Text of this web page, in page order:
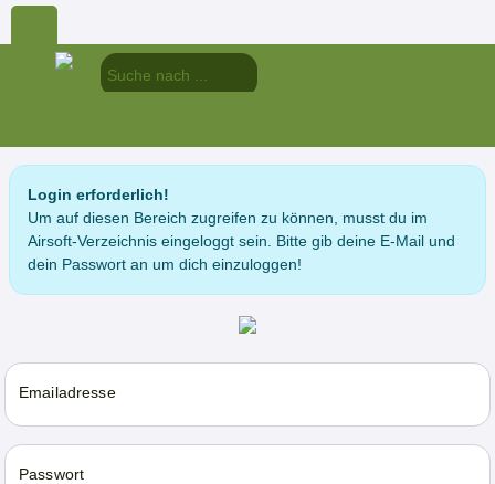
Login erforderlich!
Um auf diesen Bereich zugreifen zu können, musst du im
Airsoft-Verzeichnis eingeloggt sein. Bitte gib deine E-Mail und
dein Passwort an um dich einzuloggen!
Emailadresse
Passwort